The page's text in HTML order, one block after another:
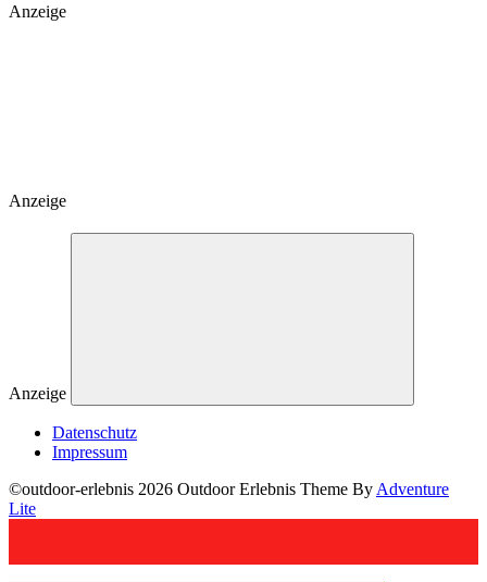
Anzeige
Anzeige
Anzeige
Datenschutz
Impressum
©outdoor-erlebnis 2026 Outdoor Erlebnis Theme By Adventure
Lite